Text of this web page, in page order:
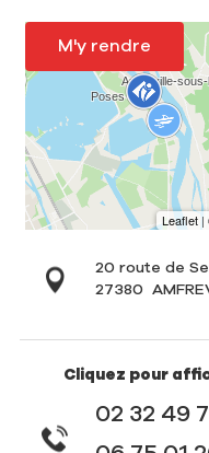
M'y rendre
20 route de
27380
Cliquez pour
02 32 49